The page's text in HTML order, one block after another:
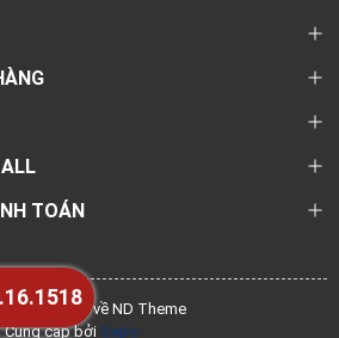
TOÁN
quyền thuộc về ND Theme
Cung cấp bởi Sapo